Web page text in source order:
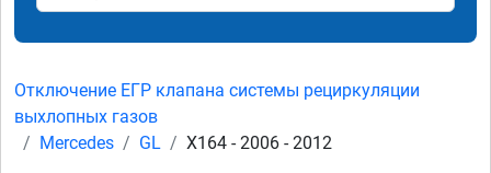
Отключение ЕГР клапана системы рециркуляции
выхлопных газов
Mercedes
GL X164 - 2006 - 2012